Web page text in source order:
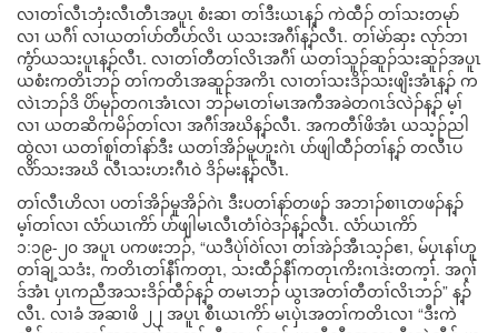
လၢတၢ်လီၤဘှံးလီၤတီၤအပူၤ စံးဆၢ တၢ်ဒီးယၤန့ၣ် ကဲထီၣ် တၢ်သးတမုာ်
လၢ ယဂီၢ် လၢယတၢ်ပာ်တီပာ်လိၤ ယသးအဂီၢ်န့ၣ်လီၤ. တၢ်မဲာ်ဆှး လုာ်ဘၢ
ကွံာ်ယသးပူၤန့ၣ်လီၤ. လၢတၢ်တီတၢ်လိၤအဂီၢ် ယတၢ်သူၣ်ဆူၣ်သးဆူၣ်အပူၤ
ယစံးကတိၤဘၣ် တၢ်ကတိၤအဆူၣ်အကိၤ လၢတၢ်သးဒိၣ်သးဖျိးအံၤန့ၣ် က
လဲၤဘၣ်ဒိ ပိာ်မုၣ်တဂၤအံၤလၢ ဘၣ်မၤတၢ်မၤအကီအခဲတဂၤဒ်လဲၣ်န့ၣ် မ့ၢ်
လၢ ယတဆိကမိၣ်တၢ်လၢ အဂီၢ်အဃိန့ၣ်လီၤ. အကတီၢ်ဖိအံၤ ယသ့ၣ်ညါ
ထွဲလၢ ယတၢ်စူၢ်တၢ်နာ်ဒီး ယတၢ်အိၣ်မူဟူးဂဲၤ ပာ်ဖျါထီၣ်တၢ်န့ၣ် တလီၤပ
လိာ်သးအဃိ လီၤသးဟးဂီၤဝဲ ဒိၣ်မးန့ၣ်လီၤ.
တၢ်လီၤဟိလၢ ပတၢ်အိၣ်မူအိၣ်ဂဲၤ ဒီးပတၢ်နာ်တဖၣ် အဘၢၣ်စၢၤတဖၣ်န့ၣ်
မ့ၢ်တၢ်လၢ လံာ်ယၤကိာ် ပာ်ဖျါမၤလီၤတံၢ်ဝဲဒၣ်န့ၣ်လီၤ. လံာ်ယၤကိာ်
၁:၁၉-၂၀ အပူၤ ပကဖးဘၣ်, “ယဒီပုဲၢ်ဝဲၢ်လၢ တၢ်အဲၣ်အီၤသ့ၣ်ဧၢ, မ်ပှၤနၢ်ဟူ
တၢ်ချ့သဒံး, ကတိၤတၢ်နီၢ်ကတုၤ, သးထီၣ်နီၢ်ကတုၤကိးဂၤဒဲးတက့ၢ်. အဂ့ၢ်
ဒ်အံၤ ပှၤကညီအသးဒိၣ်ထီၣ်န့ၣ် တမၤဘၣ် ယွၤအတၢ်တီတၢ်လိၤဘၣ်” န့ၣ်
လီၤ. လၢခံ အဆၢဖိ ၂၂ အပူၤ စီၤယၤကိာ် မၤပှဲၤအတၢ်ကတိၤလၢ “ဒီးကဲ